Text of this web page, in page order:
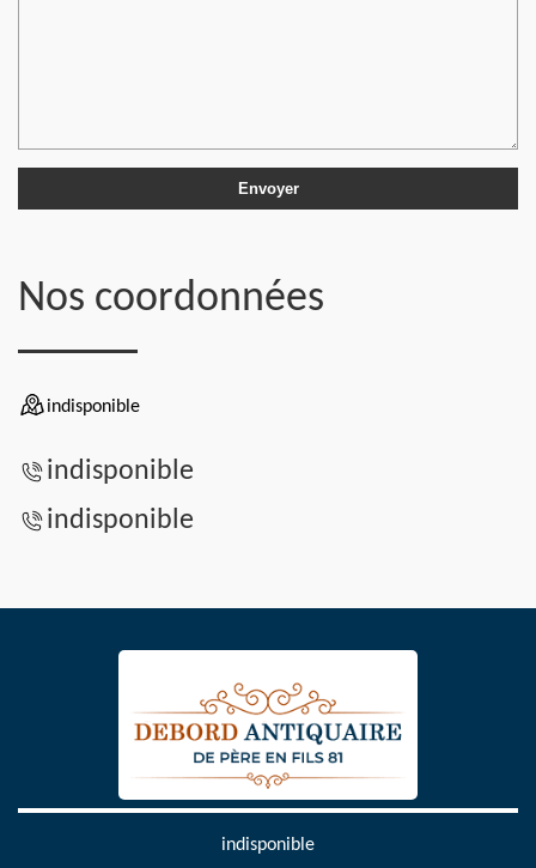
Nos coordonnées
indisponible
indisponible
indisponible
indisponible